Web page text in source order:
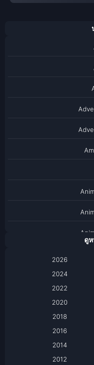
Based on a
Based on
ดู
2026
2024
2022
2020
2018
2016
2014
2012